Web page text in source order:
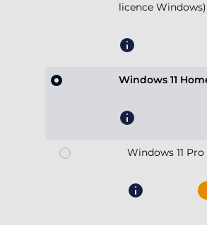
licence Windows)
Windows 11
Windows 11